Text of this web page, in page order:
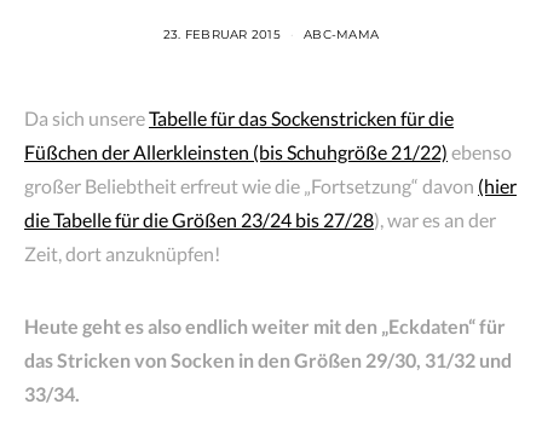
23. FEBRUAR 2015 ABC-MAMA
Da sich unsereTabelle für das Sockenstricken für die
Füßchen der Allerkleinsten (bis Schuhgröße 21/22) ebenso
großer Beliebtheit erfreut wie die „Fortsetzung“ davon (hier
die Tabelle für die Größen 23/24 bis 27/28), war es an der
Zeit, dort anzuknüpfen!
Heute geht es also endlich weiter mit den „Eckdaten“ für
das Stricken von Socken in den Größen 29/30, 31/32 und
33/34.